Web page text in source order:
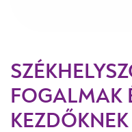
FOGALMAK
KEZDŐKNEK